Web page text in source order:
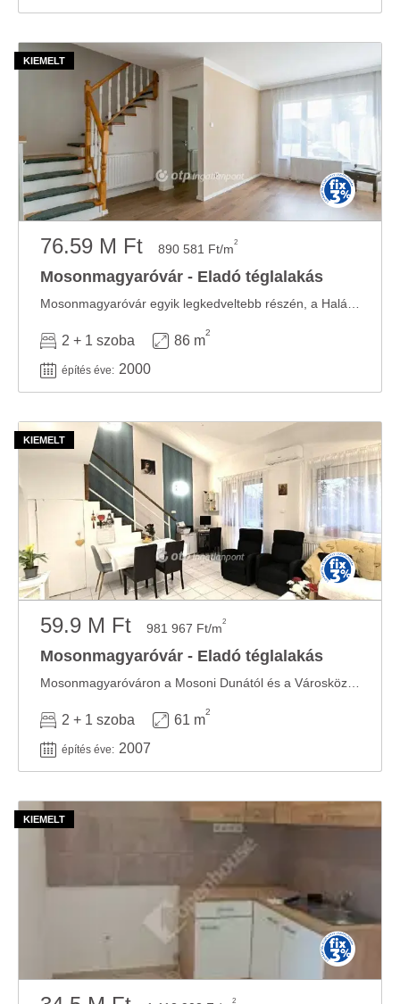
76.59 M Ft 890 581 Ft/m2
Mosonmagyaróvár - Eladó téglalakás
2 + 1 szoba 86 m
2
építés éve: 2000
59.9 M Ft 981 967 Ft/m2
Mosonmagyaróvár - Eladó téglalakás
2 + 1 szoba 61 m
2
építés éve: 2007
2